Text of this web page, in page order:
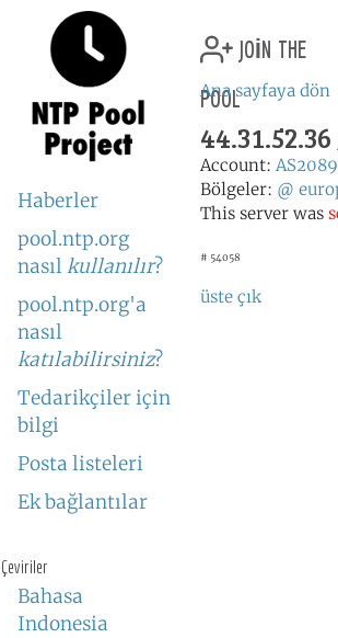
Haberler
pool.ntp.org
nasıl kullanılır?
pool.ntp.org'a
nasıl
katılabilirsiniz?
Tedarikçiler için
bilgi
Posta listeleri
Ek bağlantılar
Çeviriler
Bahasa
Indonesia
join the
pool
Ana sayfaya dön
Account:
Bölgeler: @
This server was
# 54058
üste çık